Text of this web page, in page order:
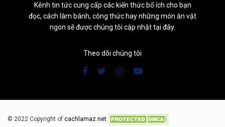
Kênh tin tức cung cấp các kiến thức bổ ích cho bạn
đọc, cách làm bánh, công thức hay những món ăn vặt
ngon sẽ được chúng tôi cập nhật tại đây.
Theo dõi chúng tôi
© 2022 Copyright of cachlamaz.net